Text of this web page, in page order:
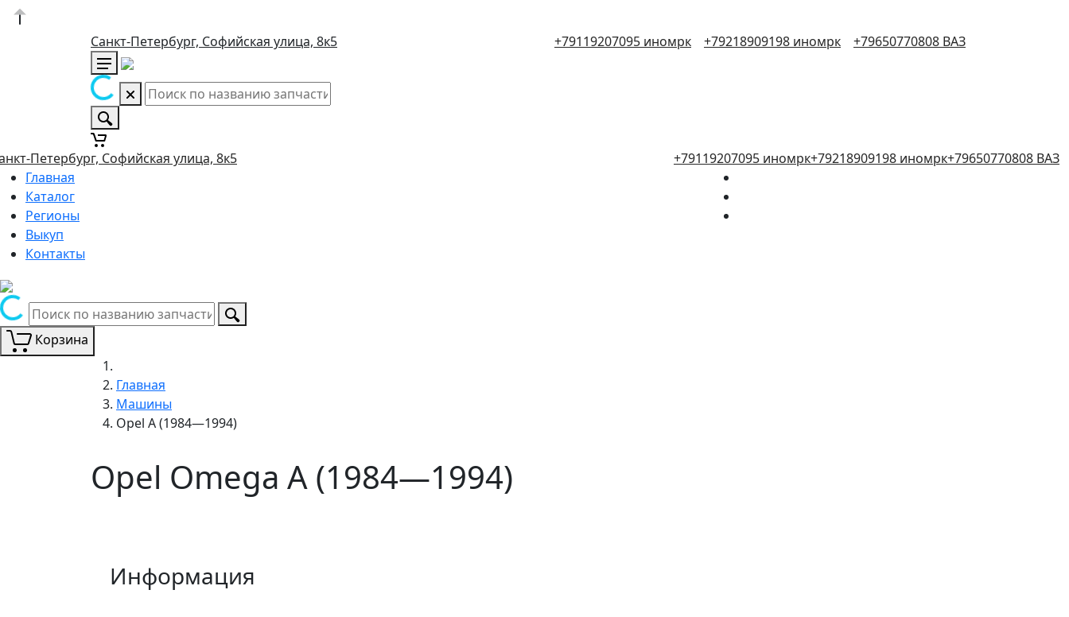
Санкт-Петербург, Софийская улица, 8к5 +79119207095 иномрк +79218909198 иномрк +79650770808 ВАЗ
Петербург, Софийская улица, 8к5 +79119207095 иномрк+79218909198 иномрк+79650770808 ВАЗ
Главная
Каталог
Регионы
Выкуп
Контакты
Корзина
Главная
Машины
Opel A (1984—1994)
Opel Omega A (1984—1994)
Информация